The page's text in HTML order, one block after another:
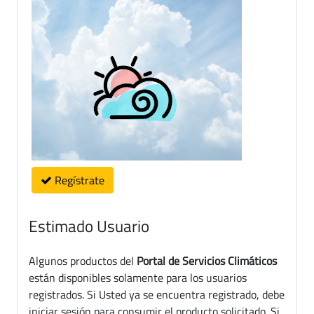
Regístrate
Estimado Usuario
Algunos productos del Portal de Servicios Climáticos
están disponibles solamente para los usuarios
registrados. Si Usted ya se encuentra registrado, debe